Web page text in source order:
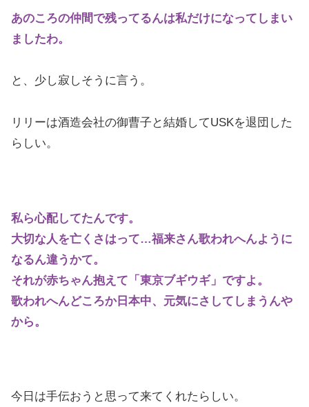
あのころの仲間で残ってるんは私だけになってしまい
ましたわ。
と、少し寂しそうに言う。
リリーは酒造会社の御曹子と結婚してUSKを退団した
らしい。
私ら心配してたんです。
大切な人を亡くさはって…福来さん歌われへんように
なるん違うかて。
それが赤ちゃん抱えて「東京ブギウギ」ですよ。
歌われへんどころか日本中、元気にさしてしまうんや
から。
今日は手伝おうと思って来てくれたらしい。